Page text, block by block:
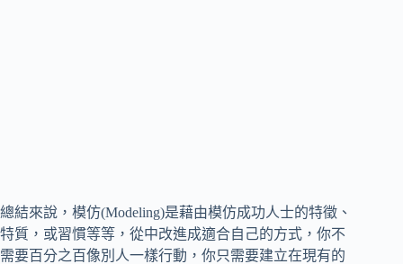
總結來說，模仿(Modeling)是藉由模仿成功人士的特徵、
特質，或習慣等等，從中改進成適合自己的方式，你不
需要百分之百像別人一樣行動，你只需要建立在現有的